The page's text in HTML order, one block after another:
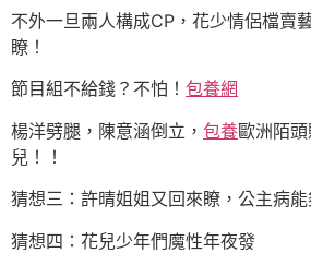
不外一旦兩人構成CP，花少情侶檔賣
瞭！
節目組不給錢？不怕！ 包養網
楊洋劈腿，陳意涵倒立， 包養歐洲陌
兒！！
猜想三：許晴姐姐又回來瞭，公主病
猜想四：花兒少年們魔性年夜發